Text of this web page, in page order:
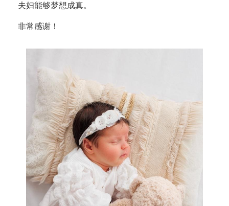
夫妇能够梦想成真。
非常感谢！